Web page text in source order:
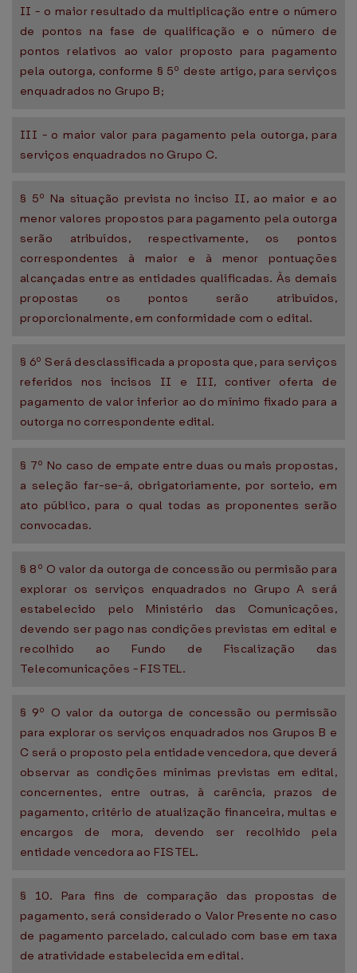
II - o maior resultado da multiplicação entre o número
de pontos na fase de qualificação e o número de
pontos relativos ao valor proposto para pagamento
pela outorga, conforme § 5º deste artigo, para serviços
enquadrados no Grupo B;
III - o maior valor para pagamento pela outorga, para
serviços enquadrados no Grupo C.
§ 5º Na situação prevista no inciso II, ao maior e ao
menor valores propostos para pagamento pela outorga
serão atribuídos, respectivamente, os pontos
correspondentes à maior e à menor pontuações
alcançadas entre as entidades qualificadas. Às demais
propostas os pontos serão atribuídos,
proporcionalmente, em conformidade com o edital.
§ 6º Será desclassificada a proposta que, para serviços
referidos nos incisos II e III, contiver oferta de
pagamento de valor inferior ao do mínimo fixado para a
outorga no correspondente edital.
§ 7º No caso de empate entre duas ou mais propostas,
a seleção far-se-á, obrigatoriamente, por sorteio, em
ato público, para o qual todas as proponentes serão
convocadas.
§ 8º O valor da outorga de concessão ou permisão para
explorar os serviços enquadrados no Grupo A será
estabelecido pelo Ministério das Comunicações,
devendo ser pago nas condições previstas em edital e
recolhido ao Fundo de Fiscalização das
Telecomunicações - FISTEL.
§ 9º O valor da outorga de concessão ou permissão
para explorar os serviços enquadrados nos Grupos B e
C será o proposto pela entidade vencedora, que deverá
observar as condições mínimas previstas em edital,
concernentes, entre outras, à carência, prazos de
pagamento, critério de atualização financeira, multas e
encargos de mora, devendo ser recolhido pela
entidade vencedora ao FISTEL.
§ 10. Para fins de comparação das propostas de
pagamento, será considerado o Valor Presente no caso
de pagamento parcelado, calculado com base em taxa
de atratividade estabelecida em edital.